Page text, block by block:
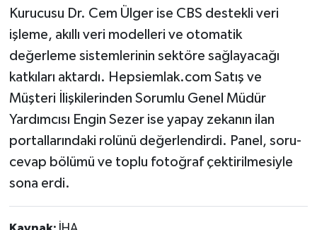
Kurucusu Dr. Cem Ülger ise CBS destekli veri
işleme, akıllı veri modelleri ve otomatik
değerleme sistemlerinin sektöre sağlayacağı
katkıları aktardı. Hepsiemlak.com Satış ve
Müşteri İlişkilerinden Sorumlu Genel Müdür
Yardımcısı Engin Sezer ise yapay zekanın ilan
portallarındaki rolünü değerlendirdi. Panel, soru-
cevap bölümü ve toplu fotoğraf çektirilmesiyle
sona erdi.